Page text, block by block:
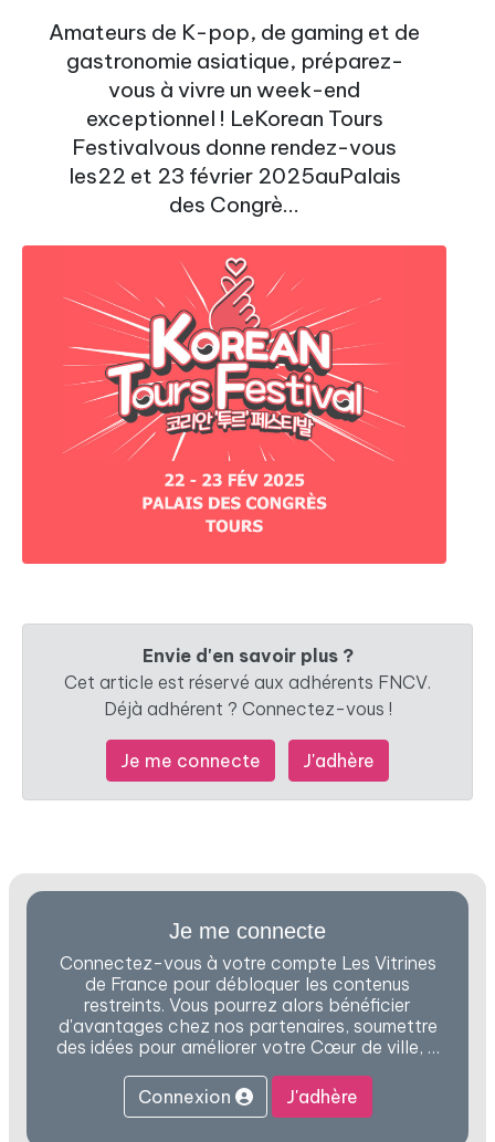
Amateurs de K-pop, de gaming et de
gastronomie asiatique, préparez-
vous à vivre un week-end
exceptionnel ! LeKorean Tours
Festivalvous donne rendez-vous
les22 et 23 février 2025auPalais
des Congrè...
Envie d'en savoir plus ?
Cet article est réservé aux adhérents FNCV.
Déjà adhérent ? Connectez-vous !
Je me connecte J'adhère
Je me connecte
Connectez-vous à votre compte Les Vitrines
de France pour débloquer les contenus
restreints. Vous pourrez alors bénéficier
d'avantages chez nos partenaires, soumettre
des idées pour améliorer votre Cœur de ville, …
Connexion J'adhère